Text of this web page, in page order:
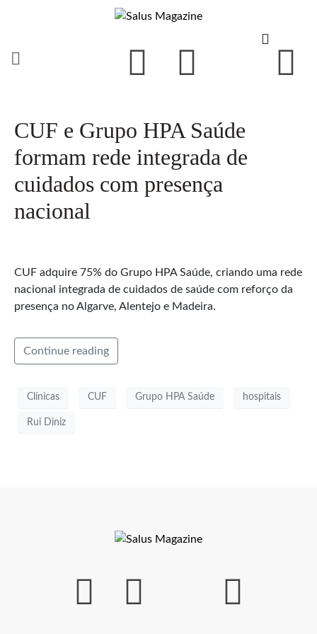
CUF e Grupo HPA Saúde
formam rede integrada de
cuidados com presença
nacional
CUF adquire 75% do Grupo HPA Saúde, criando uma rede
nacional integrada de cuidados de saúde com reforço da
presença no Algarve, Alentejo e Madeira.
Continue reading
Clínicas CUF Grupo HPA Saúde hospitais
Rui Diniz